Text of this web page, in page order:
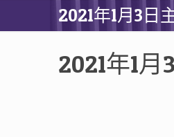
2021年1月3日
2021年1